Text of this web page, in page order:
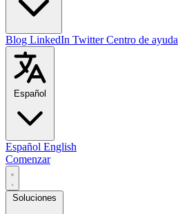
Blog LinkedIn TwitterCentro de ayuda
Español
Español English
Comenzar